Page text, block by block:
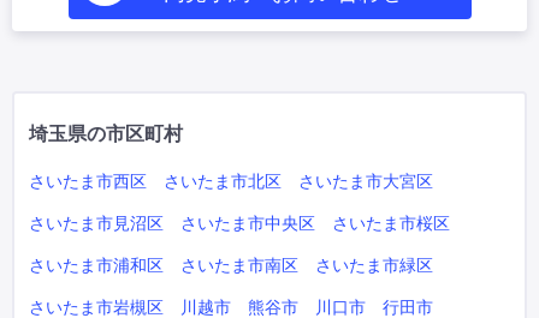
埼玉県の市区町村
さいたま市西区 さいたま市北区 さいたま市大宮区
さいたま市見沼区 さいたま市中央区 さいたま市桜区
さいたま市浦和区 さいたま市南区 さいたま市緑区
さいたま市岩槻区 川越市 熊谷市 川口市 行田市